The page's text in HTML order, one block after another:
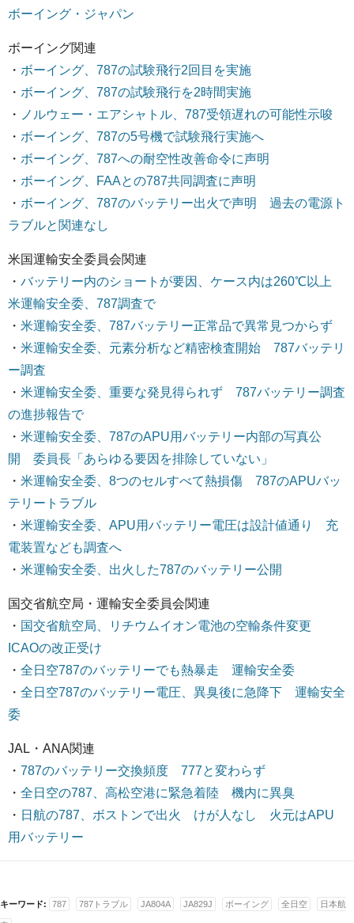
ボーイング・ジャパン
ボーイング関連
・ ボーイング、787の試験飛行2回目を実施
・ ボーイング、787の試験飛行を2時間実施
・ ノルウェー・エアシャトル、787受領遅れの可能性示唆
・ ボーイング、787の5号機で試験飛行実施へ
・ ボーイング、787への耐空性改善命令に声明
・ ボーイング、FAAとの787共同調査に声明
・ ボーイング、787のバッテリー出火で声明 過去の電源ト
ラブルと関連なし
米国運輸安全委員会関連
・ バッテリー内のショートが要因、ケース内は260℃以上
米運輸安全委、787調査で
・ 米運輸安全委、787バッテリー正常品で異常見つからず
・ 米運輸安全委、元素分析など精密検査開始 787バッテリ
ー調査
・ 米運輸安全委、重要な発見得られず 787バッテリー調査
の進捗報告で
・ 米運輸安全委、787のAPU用バッテリー内部の写真公
開 委員長「あらゆる要因を排除していない」
・ 米運輸安全委、8つのセルすべて熱損傷 787のAPUバッ
テリートラブル
・ 米運輸安全委、APU用バッテリー電圧は設計値通り 充
電装置なども調査へ
・ 米運輸安全委、出火した787のバッテリー公開
国交省航空局・運輸安全委員会関連
・ 国交省航空局、リチウムイオン電池の空輸条件変更
ICAOの改正受け
・ 全日空787のバッテリーでも熱暴走 運輸安全委
・ 全日空787のバッテリー電圧、異臭後に急降下 運輸安全
委
JAL・ANA関連
・ 787のバッテリー交換頻度 777と変わらず
・ 全日空の787、高松空港に緊急着陸 機内に異臭
・ 日航の787、ボストンで出火 けが人なし 火元はAPU
用バッテリー
キーワード: 787 787トラブル JA804A JA829J ボーイング 全日空 日本航